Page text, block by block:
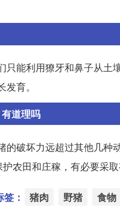
能利用獠牙和鼻子从
育。
道理吗
破坏力远超过其他几
农田和庄稼，有必要采取
： 猪肉 野猪 食物